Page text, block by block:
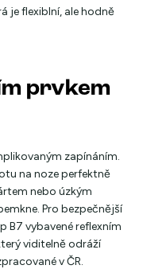
je flexiblní, ale hodně
prvkem
zapínáním.
na noze perfektně
nebo úzkým
Pro bezpečnější
B7 vybavené reflexním
viditelně odráží
v ČR.